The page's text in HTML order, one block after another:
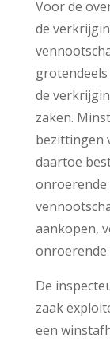
Voor de
de
de
zaken.
bezittingen
daartoe
onroerende
aankopen,
onroerende
De
zaak
een